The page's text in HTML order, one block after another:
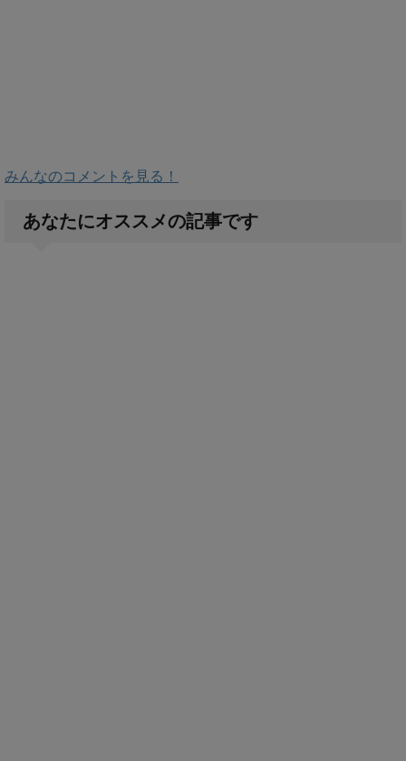
みんなのコメントを見る！
あなたにオススメの記事です